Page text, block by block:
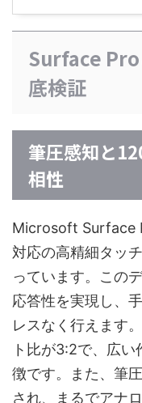
Surface Pro
底検証
筆圧感知と
相性
Microsoft Surface
対応の高精細タッ
っています。この
応答性を実現し、
レスなく行えます
ト比が3:2で、広
徴です。また、筆
され、まるでアナ